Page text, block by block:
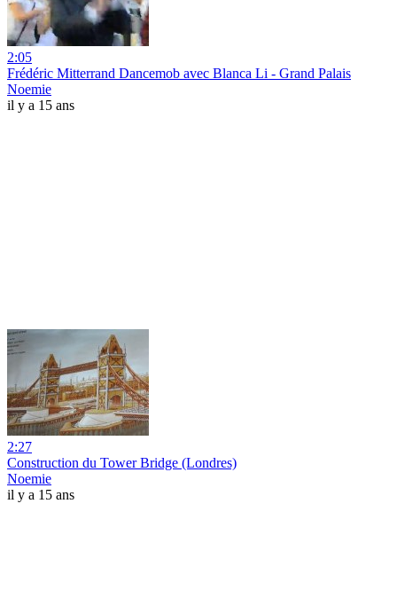
2:05
Frédéric Mitterrand Dancemob avec Blanca Li - Grand Palais
Noemie
il y a 15 ans
2:27
Construction du Tower Bridge (Londres)
Noemie
il y a 15 ans